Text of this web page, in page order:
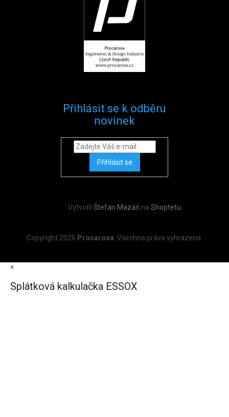
Přihlásit se k odběru
novinek
Přihlásit se
Vytvořil Štefan Mazáň na Shoptetu
Copyright 2026 Procarosa. Všechna práva vyhrazena.
×
Splátková kalkulačka ESSOX